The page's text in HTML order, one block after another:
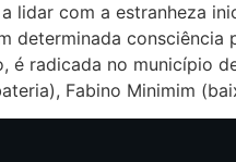
lidar com a estranheza
consciência
é radicada no município
Fabino Minimim